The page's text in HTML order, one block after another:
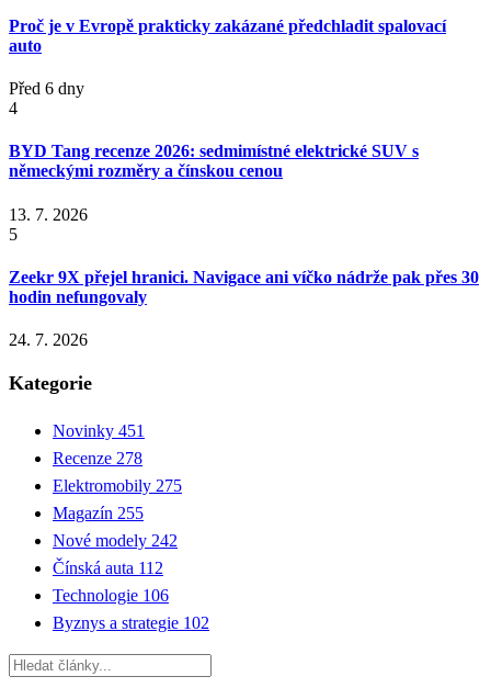
Proč je v Evropě prakticky zakázané předchladit spalovací
auto
Před 6 dny
4
BYD Tang recenze 2026: sedmimístné elektrické SUV s
německými rozměry a čínskou cenou
13. 7. 2026
5
Zeekr 9X přejel hranici. Navigace ani víčko nádrže pak přes 30
hodin nefungovaly
24. 7. 2026
Kategorie
Novinky 451
Recenze 278
Elektromobily 275
Magazín 255
Nové modely 242
Čínská auta 112
Technologie 106
Byznys a strategie 102
Hledat: